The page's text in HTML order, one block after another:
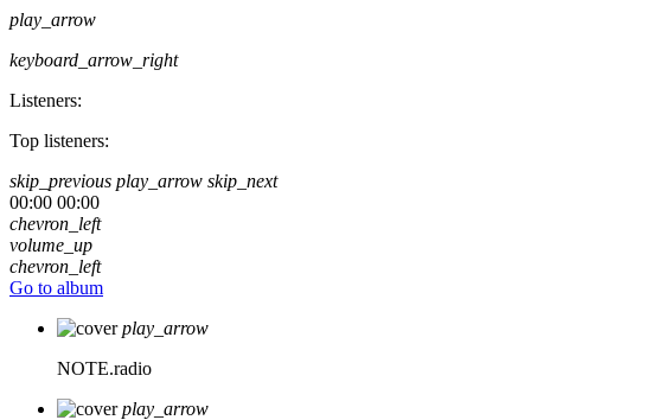
play_arrow
keyboard_arrow_right
Listeners:
Top listeners:
skip_previous play_arrow skip_next
00:00 00:00
chevron_left
volume_up
chevron_left
Go to album
play_arrow
NOTE.radio
play_arrow